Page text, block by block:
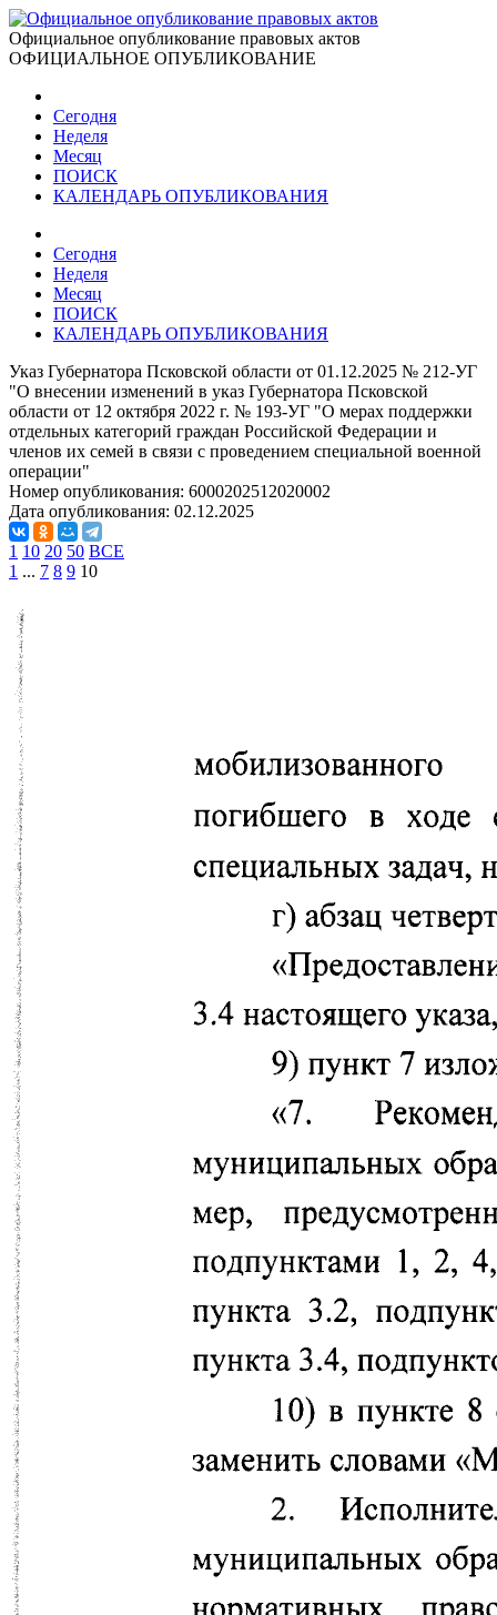
Официальное опубликование правовых актов
ОФИЦИАЛЬНОЕ ОПУБЛИКОВАНИЕ
Сегодня
Неделя
Месяц
ПОИСК
КАЛЕНДАРЬ ОПУБЛИКОВАНИЯ
Сегодня
Неделя
Месяц
ПОИСК
КАЛЕНДАРЬ ОПУБЛИКОВАНИЯ
Указ Губернатора Псковской области от 01.12.2025 № 212-УГ
"О внесении изменений в указ Губернатора Псковской
области от 12 октября 2022 г. № 193-УГ "О мерах поддержки
отдельных категорий граждан Российской Федерации и
членов их семей в связи с проведением специальной военной
операции"
Номер опубликования: 6000202512020002
Дата опубликования: 02.12.2025
1 10 20 50 ВСЕ
1 ... 7 8 9 10